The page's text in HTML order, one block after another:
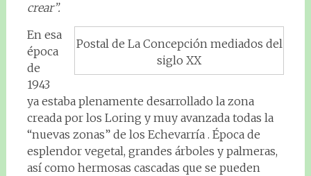
crear”.
Postal de La Concepción mediados del
siglo XX
En esa
época
de
1943
ya estaba plenamente desarrollado la zona
creada por los Loring y muy avanzada todas la
“nuevas zonas” de los Echevarría . Época de
esplendor vegetal, grandes árboles y palmeras,
así como hermosas cascadas que se pueden